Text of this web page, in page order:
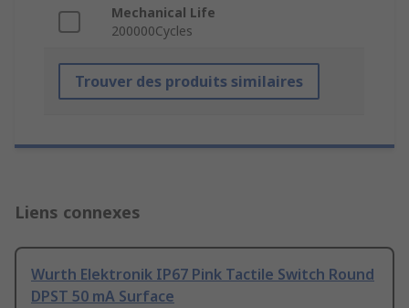
Mechanical Life
200000Cycles
Trouver des produits similaires
Liens connexes
Wurth Elektronik IP67 Pink Tactile Switch Round
DPST 50 mA Surface